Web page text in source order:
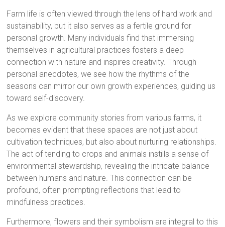
Farm life is often viewed through the lens of hard work and
sustainability, but it also serves as a fertile ground for
personal growth. Many individuals find that immersing
themselves in agricultural practices fosters a deep
connection with nature and inspires creativity. Through
personal anecdotes, we see how the rhythms of the
seasons can mirror our own growth experiences, guiding us
toward self-discovery.
As we explore community stories from various farms, it
becomes evident that these spaces are not just about
cultivation techniques, but also about nurturing relationships.
The act of tending to crops and animals instills a sense of
environmental stewardship, revealing the intricate balance
between humans and nature. This connection can be
profound, often prompting reflections that lead to
mindfulness practices.
Furthermore, flowers and their symbolism are integral to this